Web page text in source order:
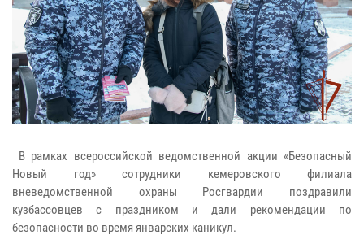
В рамках всероссийской ведомственной акции «Безопасный
Новый год» сотрудники кемеровского филиала
вневедомственной охраны Росгвардии поздравили
кузбассовцев с праздником и дали рекомендации по
безопасности во время январских каникул.